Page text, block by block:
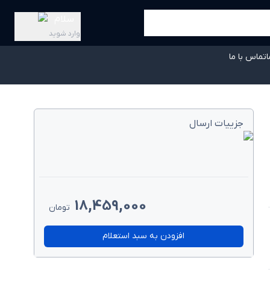
وارد شوید
تماس با ما
جزییات ارسال
18,459,000 تومان
افزودن به سبد استعلام